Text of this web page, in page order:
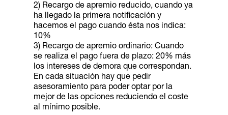
2) Recargo de apremio reducido, cuando ya
ha llegado la primera notificación y
hacemos el pago cuando ésta nos indica:
10%
3) Recargo de apremio ordinario: Cuando
se realiza el pago fuera de plazo: 20% más
los intereses de demora que correspondan.
En cada situación hay que pedir
asesoramiento para poder optar por la
mejor de las opciones reduciendo el coste
al mínimo posible.